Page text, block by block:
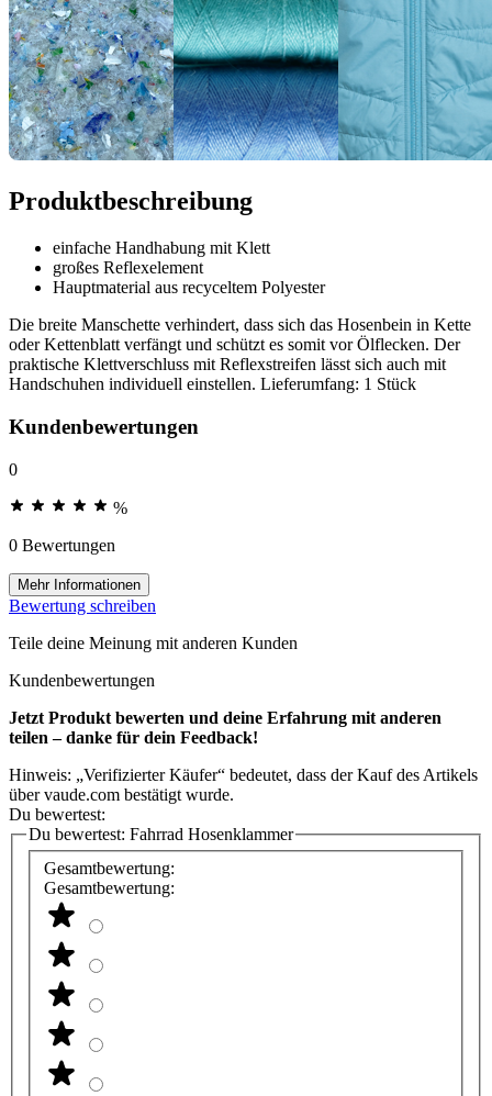
Produktbeschreibung
einfache Handhabung mit Klett
großes Reflexelement
Hauptmaterial aus recyceltem Polyester
Die breite Manschette verhindert, dass sich das Hosenbein in Kette
oder Kettenblatt verfängt und schützt es somit vor Ölflecken. Der
praktische Klettverschluss mit Reflexstreifen lässt sich auch mit
Handschuhen individuell einstellen. Lieferumfang: 1 Stück
Kundenbewertungen
0
%
0 Bewertungen
Mehr Informationen
Bewertung schreiben
Teile deine Meinung mit anderen Kunden
Kundenbewertungen
Jetzt Produkt bewerten und deine Erfahrung mit anderen
teilen – danke für dein Feedback!
Hinweis: „Verifizierter Käufer“ bedeutet, dass der Kauf des Artikels
über vaude.com bestätigt wurde.
Du bewertest:
Du bewertest: Fahrrad Hosenklammer
Gesamtbewertung:
Gesamtbewertung: